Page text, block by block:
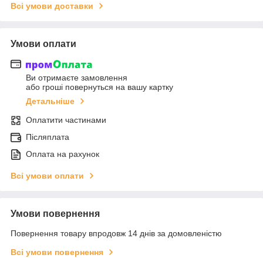
Всі умови доставки
Умови оплати
Ви отримаєте замовлення
або гроші повернуться на вашу картку
Детальніше
Оплатити частинами
Післяплата
Оплата на рахунок
Всі умови оплати
Умови повернення
Повернення товару впродовж 14 днів за домовленістю
Всі умови повернення